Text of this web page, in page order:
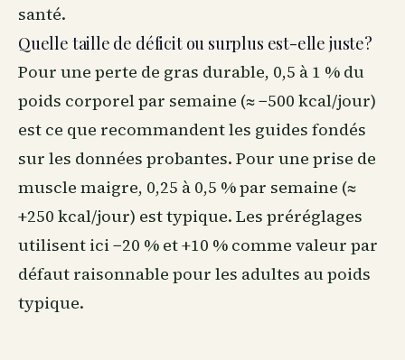
santé.
Quelle taille de déficit ou surplus est-elle juste?
Pour une perte de gras durable, 0,5 à 1 % du
poids corporel par semaine (≈ −500 kcal/jour)
est ce que recommandent les guides fondés
sur les données probantes. Pour une prise de
muscle maigre, 0,25 à 0,5 % par semaine (≈
+250 kcal/jour) est typique. Les préréglages
utilisent ici −20 % et +10 % comme valeur par
défaut raisonnable pour les adultes au poids
typique.